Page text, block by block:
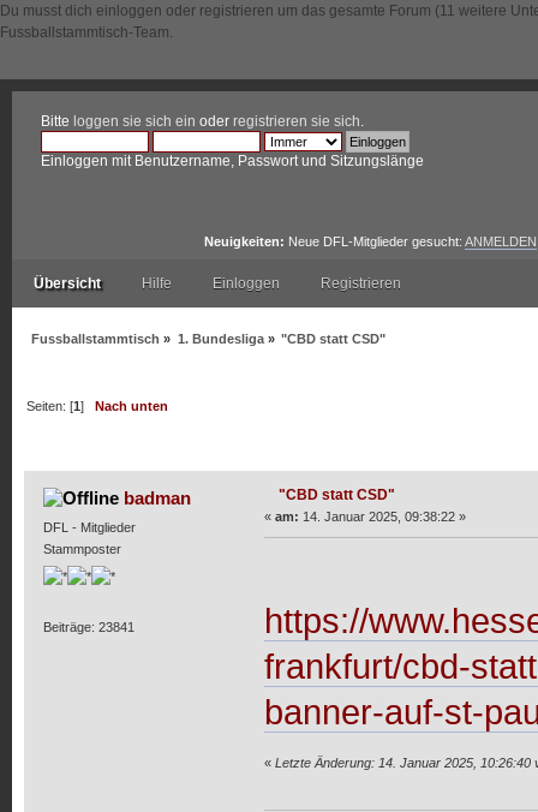
Du musst dich einloggen oder registrieren um das gesamte Forum (11 weitere
Fussballstammtisch-Team.
Bitte loggen sie sich ein oder registrieren sie sich
Einloggen mit Benutzername, Passwort und Sitzungslänge
Neuigkeiten: Neue DFL-Mitglieder gesucht: ANMELDEN
Übersicht Hilfe Einloggen Registrieren
Fussballstammtisch » 1. Bundesliga» "CBD statt CSD"
Seiten: [1]Nach unten
badman
DFL - Mitglieder
Stammposter
Beiträge: 23841
"CBD statt CSD"
« am: 14. Januar 2025, 09:38:22 »
https://
frankfurt/cbd-
banner-auf-st-
« Letzte Änderung: 14. Januar 2025, 10:26:40